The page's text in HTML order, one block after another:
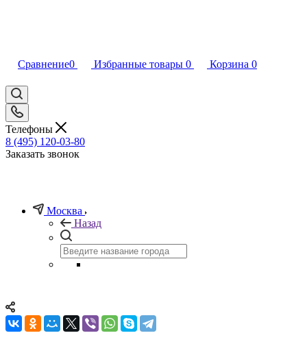
Сравнение0 Избранные товары 0 Корзина 0
Телефоны
8 (495) 120-03-80
Заказать звонок
Москва
Назад